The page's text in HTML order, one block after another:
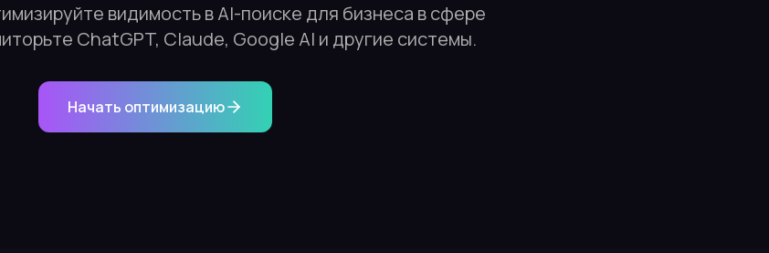
видимость в AI-поиске для бизнеса в сфере
ChatGPT, Claude, Google AI и другие системы.
Начать оптимизацию